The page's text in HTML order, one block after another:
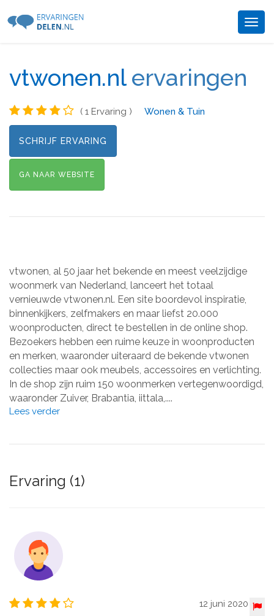
vtwonen.nlervaringen
( 1 Ervaring ) Wonen & Tuin
SCHRIJF ERVARING
GA NAAR WEBSITE
vtwonen, al 50 jaar het bekende en meest veelzijdige
woonmerk van Nederland, lanceert het totaal
vernieuwde vtwonen.nl. Een site boordevol inspiratie,
binnenkijkers, zelfmakers en maar liefst 20.000
woonproducten, direct te bestellen in de online shop.
Bezoekers hebben een ruime keuze in woonproducten
en merken, waaronder uiteraard de bekende vtwonen
collecties maar ook meubels, accessoires en verlichting.
In de shop zijn ruim 150 woonmerken vertegenwoordigd,
waaronder Zuiver, Brabantia, iittala,....
Lees verder
Ervaring (1)
12 juni 2020